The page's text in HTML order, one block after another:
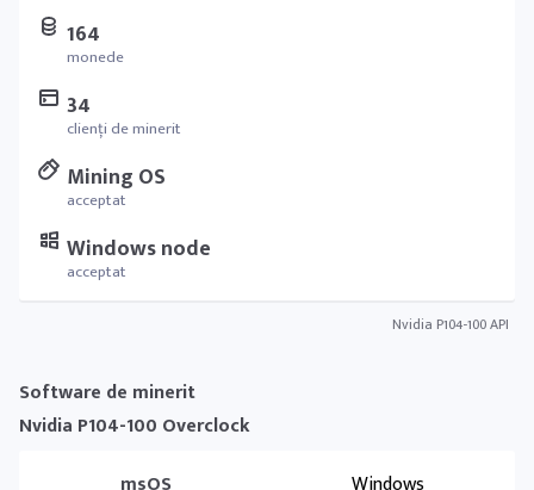
164
monede
34
clienți de minerit
Mining OS
acceptat
Windows node
acceptat
Nvidia P104-100 API
Software de minerit
Nvidia P104-100 Overclock